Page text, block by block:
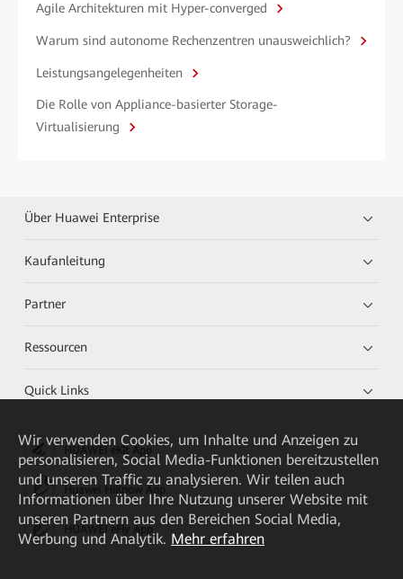
Agile Architekturen mit Hyper-converged
Warum sind autonome Rechenzentren unausweichlich?
Leistungsangelegenheiten
Die Rolle von Appliance-basierter Storage-
Virtualisierung
Über Huawei Enterprise
Kaufanleitung
Partner
Ressourcen
Quick Links
HUAWEI eKit App
Huawei HiKnow App
HUAWEI eFly App
Wir verwenden Cookies, um Inhalte und Anzeigen zu
personalisieren, Social Media-Funktionen bereitzustellen
und unseren Traffic zu analysieren. Wir teilen auch
Informationen über Ihre Nutzung unserer Website mit
unseren Partnern aus den Bereichen Social Media,
Werbung und Analytik. Mehr erfahren